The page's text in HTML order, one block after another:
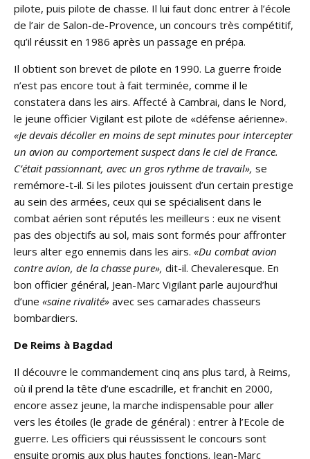
pilote, puis pilote de chasse. Il lui faut donc entrer à l’école
de l’air de Salon-de-Provence, un concours très compétitif,
qu’il réussit en 1986 après un passage en prépa.
Il obtient son brevet de pilote en 1990. La guerre froide
n’est pas encore tout à fait terminée, comme il le
constatera dans les airs. Affecté à Cambrai, dans le Nord,
le jeune officier Vigilant est pilote de «défense aérienne».
«Je devais décoller en moins de sept minutes pour intercepter
un avion au comportement suspect dans le ciel de France.
C’était passionnant, avec un gros rythme de travail», se
remémore-t-il. Si les pilotes jouissent d’un certain prestige
au sein des armées, ceux qui se spécialisent dans le
combat aérien sont réputés les meilleurs : eux ne visent
pas des objectifs au sol, mais sont formés pour affronter
leurs alter ego ennemis dans les airs. «Du combat avion
contre avion, de la chasse pure», dit-il. Chevaleresque. En
bon officier général, Jean-Marc Vigilant parle aujourd’hui
d’une «saine rivalité» avec ses camarades chasseurs
bombardiers.
De Reims à Bagdad
Il découvre le commandement cinq ans plus tard, à Reims,
où il prend la tête d’une escadrille, et franchit en 2000,
encore assez jeune, la marche indispensable pour aller
vers les étoiles (le grade de général) : entrer à l’Ecole de
guerre. Les officiers qui réussissent le concours sont
ensuite promis aux plus hautes fonctions. Jean-Marc